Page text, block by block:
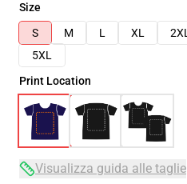
Size
S
M L XL 2XL
5XL
Print Location
Visualizza guida alle taglie